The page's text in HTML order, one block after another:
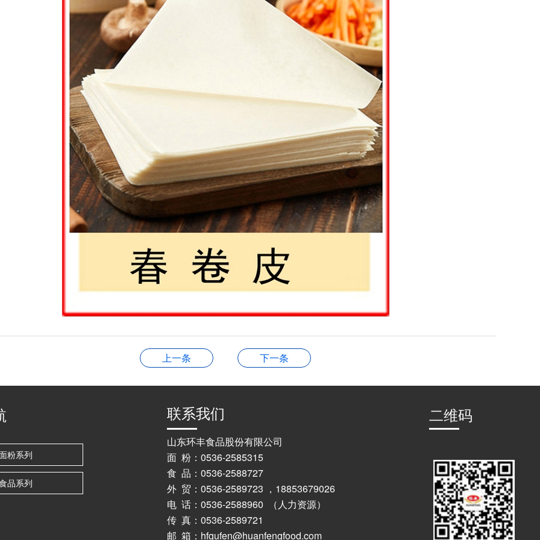
上一条 下一条
粉系列
品系列
联系我们
山东环丰食品股份有限公司
面 粉：0536-2585315
食 品：0536-2588727
外 贸：0536-2589723 ，18853679026
电 话：0536-2588960 （人力资源）
传 真：0536-2589721
邮 箱：hfgufen@huanfengfood.com
二维码